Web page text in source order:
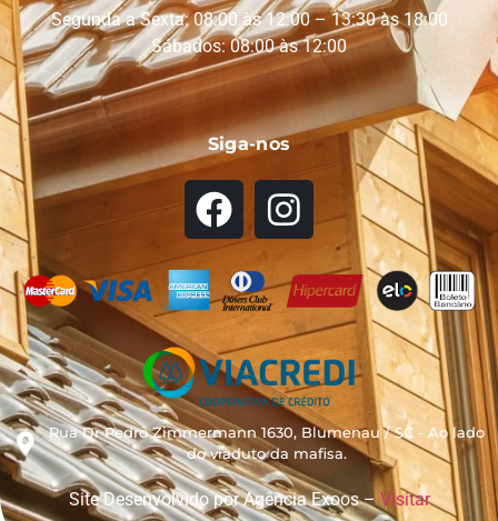
Segunda a Sexta: 08:00 às 12:00 – 13:30 às 18:00
Sábados: 08:00 às 12:00
Siga-nos
Rua Dr Pedro Zimmermann 1630, Blumenau / SC - Ao lado
do viaduto da mafisa.
Site Desenvolvido por Agência Exoos –Visitar